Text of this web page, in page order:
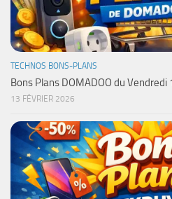
TECHNOS BONS-PLANS
Bons Plans DOMADOO du Vendredi
13 FÉVRIER 2026